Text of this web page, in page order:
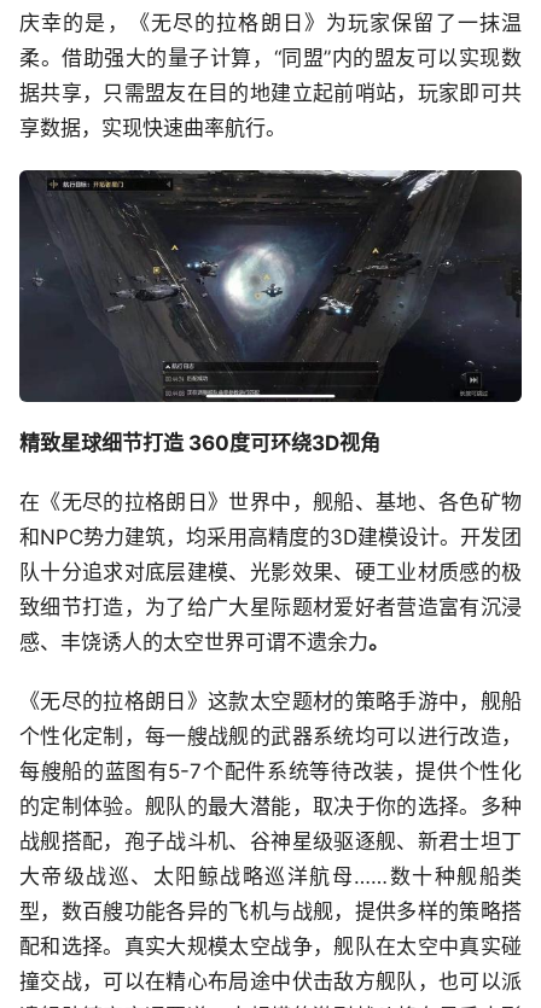
庆幸的是，《无尽的拉格朗日》为玩家保留了一抹温
柔。借助强大的量子计算，“同盟”内的盟友可以实现数
据共享，只需盟友在目的地建立起前哨站，玩家即可共
享数据，实现快速曲率航行。
精致星球细节打造 360度可环绕3D视角
在《无尽的拉格朗日》世界中，舰船、基地、各色矿物
和NPC势力建筑，均采用高精度的3D建模设计。开发团
队十分追求对底层建模、光影效果、硬工业材质感的极
致细节打造，为了给广大星际题材爱好者营造富有沉浸
感、丰饶诱人的太空世界可谓不遗余力。
《无尽的拉格朗日》这款太空题材的策略手游中，舰船
个性化定制，每一艘战舰的武器系统均可以进行改造，
每艘船的蓝图有5-7个配件系统等待改装，提供个性化
的定制体验。舰队的最大潜能，取决于你的选择。多种
战舰搭配，孢子战斗机、谷神星级驱逐舰、新君士坦丁
大帝级战巡、太阳鲸战略巡洋航母……数十种舰船类
型，数百艘功能各异的飞机与战舰，提供多样的策略搭
配和选择。真实大规模太空战争，舰队在太空中真实碰
撞交战，可以在精心布局途中伏击敌方舰队，也可以派